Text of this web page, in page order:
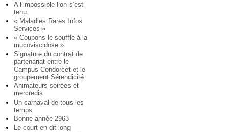
A l’impossible l’on s’est
tenu
« Maladies Rares Infos
Services »
« Coupons le souffle à la
mucoviscidose »
Signature du contrat de
partenariat entre le
Campus Condorcet et le
groupement Sérendicité
Animateurs soirées et
mercredis
Un carnaval de tous les
temps
Bonne année 2963
Le court en dit long